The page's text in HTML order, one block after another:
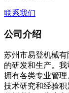
联系我们
公司介绍
苏州市易登机械
的研发和生产。我
拥有各类专业管
技术研究和经验